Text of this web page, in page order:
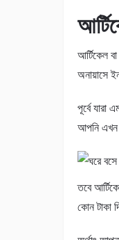
আর্টিকেল
অনায়াসে
পূর্বে যারা
আপনি এখন
তবে
কোন টাকা